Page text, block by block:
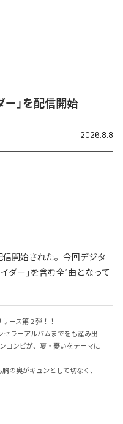
ー」を配信開始
2026.8.8
信開始された。今回デジタ
ダー」を含む全1曲となって
ース第２弾！！
ラーアルバムまでをも産み出
コンビが、夏・憂いをテーマに
の奥がキュンとして切なく、